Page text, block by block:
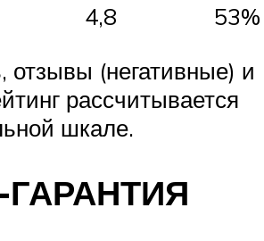
4,8
53%
отзывы (негативные) и
рассчитывается
шкале.